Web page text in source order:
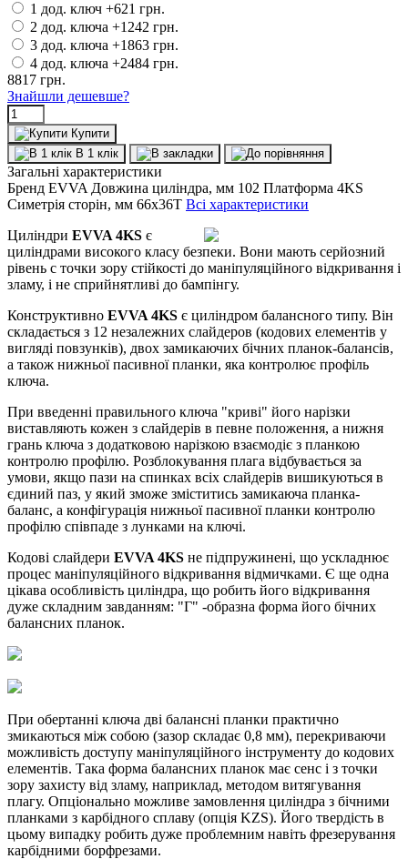
1 дод. ключ +621 грн.
2 дод. ключа +1242 грн.
3 дод. ключа +1863 грн.
4 дод. ключа +2484 грн.
8817 грн.
Знайшли дешевше?
Купити
В 1 клік
Загальні характеристики
Бренд EVVA Довжина циліндра, мм 102 Платформа 4KS
Симетрія сторін, мм 66x36T Всі характеристики
Циліндри EVVA 4KS є
циліндрами високого класу безпеки. Вони мають серйозний
рівень с точки зору стійкості до маніпуляційного відкривання і
зламу, і не сприйнятливі до бампінгу.
Конструктивно EVVA 4KS є циліндром балансного типу. Він
складається з 12 незалежних слайдеров (кодових елементів у
вигляді повзунків), двох замикаючих бічних планок-балансів,
а також нижньої пасивної планки, яка контролює профіль
ключа.
При введенні правильного ключа "криві" його нарізки
виставляють кожен з слайдерів в певне положення, а нижня
грань ключа з додатковою нарізкою взаємодіє з планкою
контролю профілю. Розблокування плага відбувається за
умови, якщо пази на спинках всіх слайдерів вишикуються в
єдиний паз, у який зможе зміститись замикаюча планка-
баланс, а конфігурація нижньої пасивної планки контролю
профілю співпаде з лунками на ключі.
Кодові слайдери EVVA 4KS не підпружинені, що ускладнює
процес маніпуляційного відкривання відмичками. Є ще одна
цікава особливість циліндра, що робить його відкривання
дуже складним завданням: "Г" -образна форма його бічних
балансних планок.
При обертанні ключа дві балансні планки практично
змикаються між собою (зазор складає 0,8 мм), перекриваючи
можливість доступу маніпуляційного інструменту до кодових
елементів. Така форма балансних планок має сенс і з точки
зору захисту від зламу, наприклад, методом витягування
плагу. Опціонально можливе замовлення циліндра з бічними
планками з карбідного сплаву (опція KZS). Його твердість в
цьому випадку робить дуже проблемним навіть фрезерування
карбідними борфрезами.